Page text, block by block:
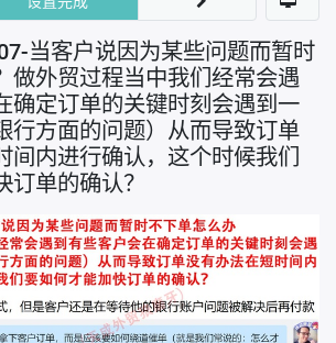
当客户说因为某些问题而暂时
做外贸过程当中我们经常会遇
确定订单的关键时刻会遇到一
行方面的问题）从而导致订单
间内进行确认，这个时候我们
订单的确认？